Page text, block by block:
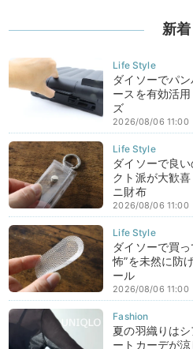
新着
ダイソーでパ
ースを有効活
ズ
2026/08/06 11:00
ダイソーで良
クト派が大歓
ニ財布
2026/08/06 11:00
ダイソーで買
怖”を未然に防
ール
2026/08/06 11:00
夏の羽織りは
ートカーデが